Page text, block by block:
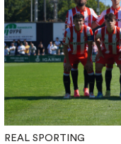
REAL SPORTING